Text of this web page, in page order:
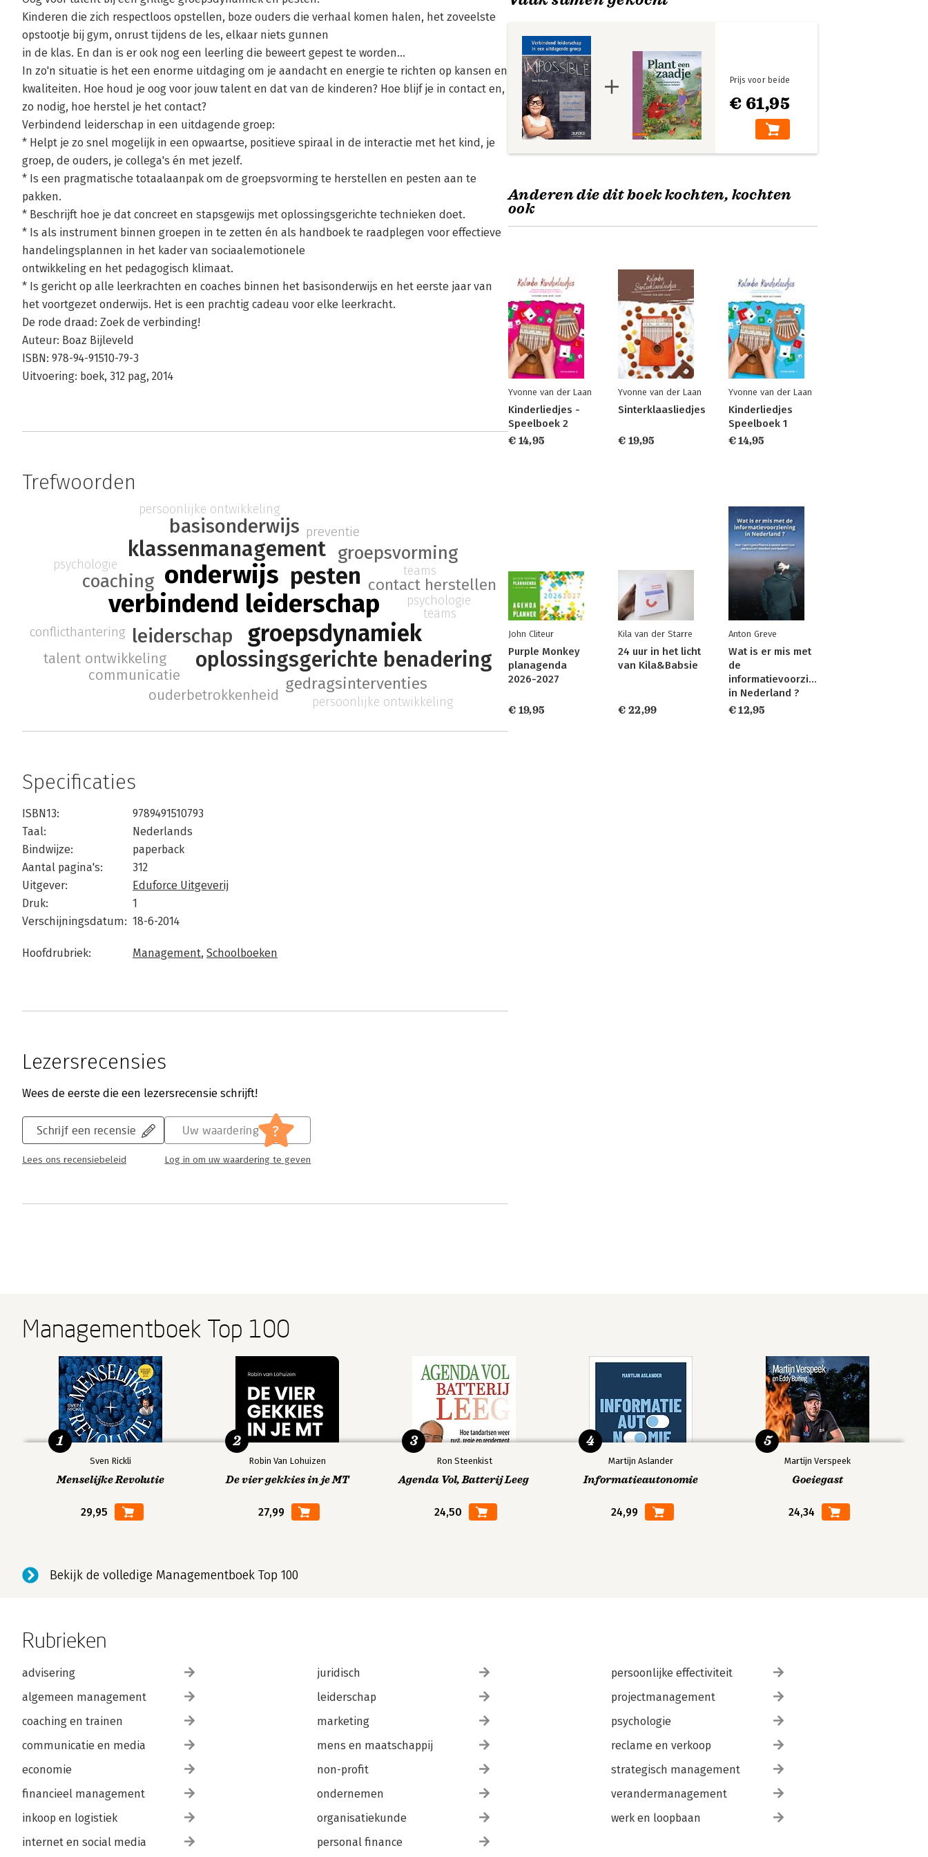
Kinderen die zich respectloos opstellen, boze ouders die verhaal komen halen, het zoveelste
opstootje bij gym, onrust tijdens de les, elkaar niets gunnen
in de klas. En dan is er ook nog een leerling die beweert gepest te worden...
In zo'n situatie is het een enorme uitdaging om je aandacht en energie te richten op kansen en
kwaliteiten. Hoe houd je oog voor jouw talent en dat van de kinderen? Hoe blijf je in contact en,
zo nodig, hoe herstel je het contact?
Verbindend leiderschap in een uitdagende groep:
* Helpt je zo snel mogelijk in een opwaartse, positieve spiraal in de interactie met het kind, je
groep, de ouders, je collega's én met jezelf.
* Is een pragmatische totaalaanpak om de groepsvorming te herstellen en pesten aan te
pakken.
* Beschrijft hoe je dat concreet en stapsgewijs met oplossingsgerichte technieken doet.
* Is als instrument binnen groepen in te zetten én als handboek te raadplegen voor effectieve
handelingsplannen in het kader van sociaalemotionele
ontwikkeling en het pedagogisch klimaat.
* Is gericht op alle leerkrachten en coaches binnen het basisonderwijs en het eerste jaar van
het voortgezet onderwijs. Het is een prachtig cadeau voor elke leerkracht.
De rode draad: Zoek de verbinding!
Auteur: Boaz Bijleveld
ISBN: 978-94-91510-79-3
Uitvoering: boek, 312 pag, 2014
Trefwoorden
verbindend leiderschap
onderwijs
groepsdynamiek
pesten
klassenmanagement
oplossingsgerichte benadering
leiderschap
basisonderwijs
coaching
groepsvorming
contact herstellen
gedragsinterventies
ouderbetrokkenheid
communicatie
talent ontwikkeling
preventie
conflicthantering
teams
persoonlijke ontwikkeling
psychologie
teams
persoonlijke ontwikkeling
psychologie
Specificaties
ISBN13:
9789491510793
Taal:
Nederlands
Bindwijze:
paperback
Aantal pagina's:
312
Uitgever:
Eduforce Uitgeverij
Druk:
1
Verschijningsdatum: 18-6-2014
Hoofdrubriek: Management, Schoolboeken
Lezersrecensies
Wees de eerste die een lezersrecensie schrijft!
Schrijf een recensie
Lees ons recensiebeleid
Uw waardering ?
Log in om uw waardering te geven
€ 61,95
Prijs voor beide
Anderen die dit boek kochten, kochten
ook
Yvonne van der Laan
Kinderliedjes -
Speelboek 2
€ 14,95
Yvonne van der Laan
Sinterklaasliedjes
€ 19,95
Yvonne van der Laan
Kinderliedjes
Speelboek 1
€ 14,95
John Cliteur
Purple Monkey
planagenda
2026-2027
€ 19,95
Kila van der Starre
24 uur in het licht
van Kila&Babsie
€ 22,99
Anton Greve
Wat is er mis met
de
informatievoorziening
in Nederland ?
€ 12,95
Managementboek Top 100
Sven Rickli
Menselijke Revolutie
29,95
1
Robin Van Lohuizen
De vier gekkies in je MT
27,99
2
Ron Steenkist
Agenda Vol, Batterij Leeg
24,50
3
Martijn Aslander
Informatieautonomie
24,99
4
Martijn Verspeek
Goeiegast
24,34
5
Bekijk de volledige Managementboek Top 100
Rubrieken
advisering
algemeen management
coaching en trainen
communicatie en media
economie
financieel management
inkoop en logistiek
internet en social media
juridisch
leiderschap
marketing
mens en maatschappij
non-profit
ondernemen
organisatiekunde
personal finance
persoonlijke effectiviteit
projectmanagement
psychologie
reclame en verkoop
strategisch management
verandermanagement
werk en loopbaan